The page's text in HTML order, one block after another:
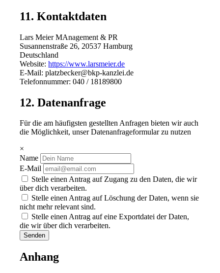
11. Kontaktdaten
Lars Meier MAnagement & PR
Susannenstraße 26, 20537 Hamburg
Deutschland
Website:https://www.larsmeier.de
E-Mail: platzbecker@bkp-kanzlei.de
Telefonnummer: 040 / 18189800
12. Datenanfrage
Für die am häufigsten gestellten Anfragen bieten wir auch
die Möglichkeit, unser Datenanfrageformular zu nutzen
×
Name
E-Mail
Stelle einen Antrag auf Zugang zu den Daten, die wir
über dich verarbeiten.
Stelle einen Antrag auf Löschung der Daten, wenn sie
nicht mehr relevant sind.
Stelle einen Antrag auf eine Exportdatei der Daten,
die wir über dich verarbeiten.
Anhang